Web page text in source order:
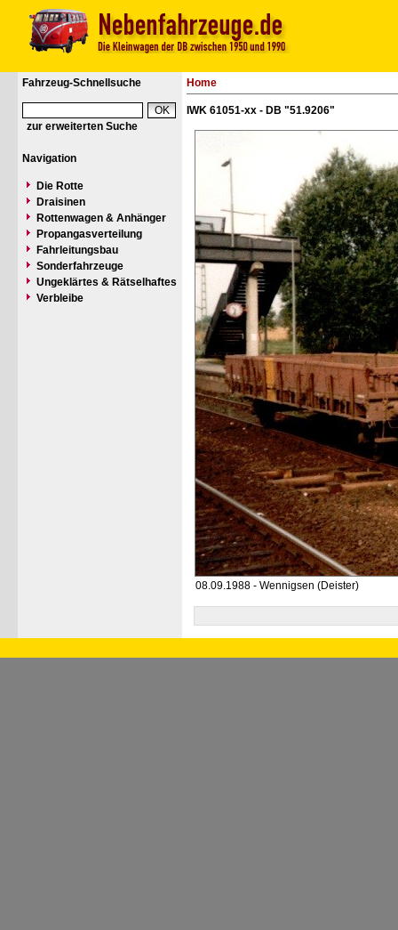
Fahrzeug-Schnellsuche
zur erweiterten Suche
Navigation
Die Rotte
Draisinen
Rottenwagen & Anhänger
Propangasverteilung
Fahrleitungsbau
Sonderfahrzeuge
Ungeklärtes & Rätselhaftes
Verbleibe
Home
IWK 61051-xx - DB "51.9206"
08.09.1988 - Wennigsen (Deister)